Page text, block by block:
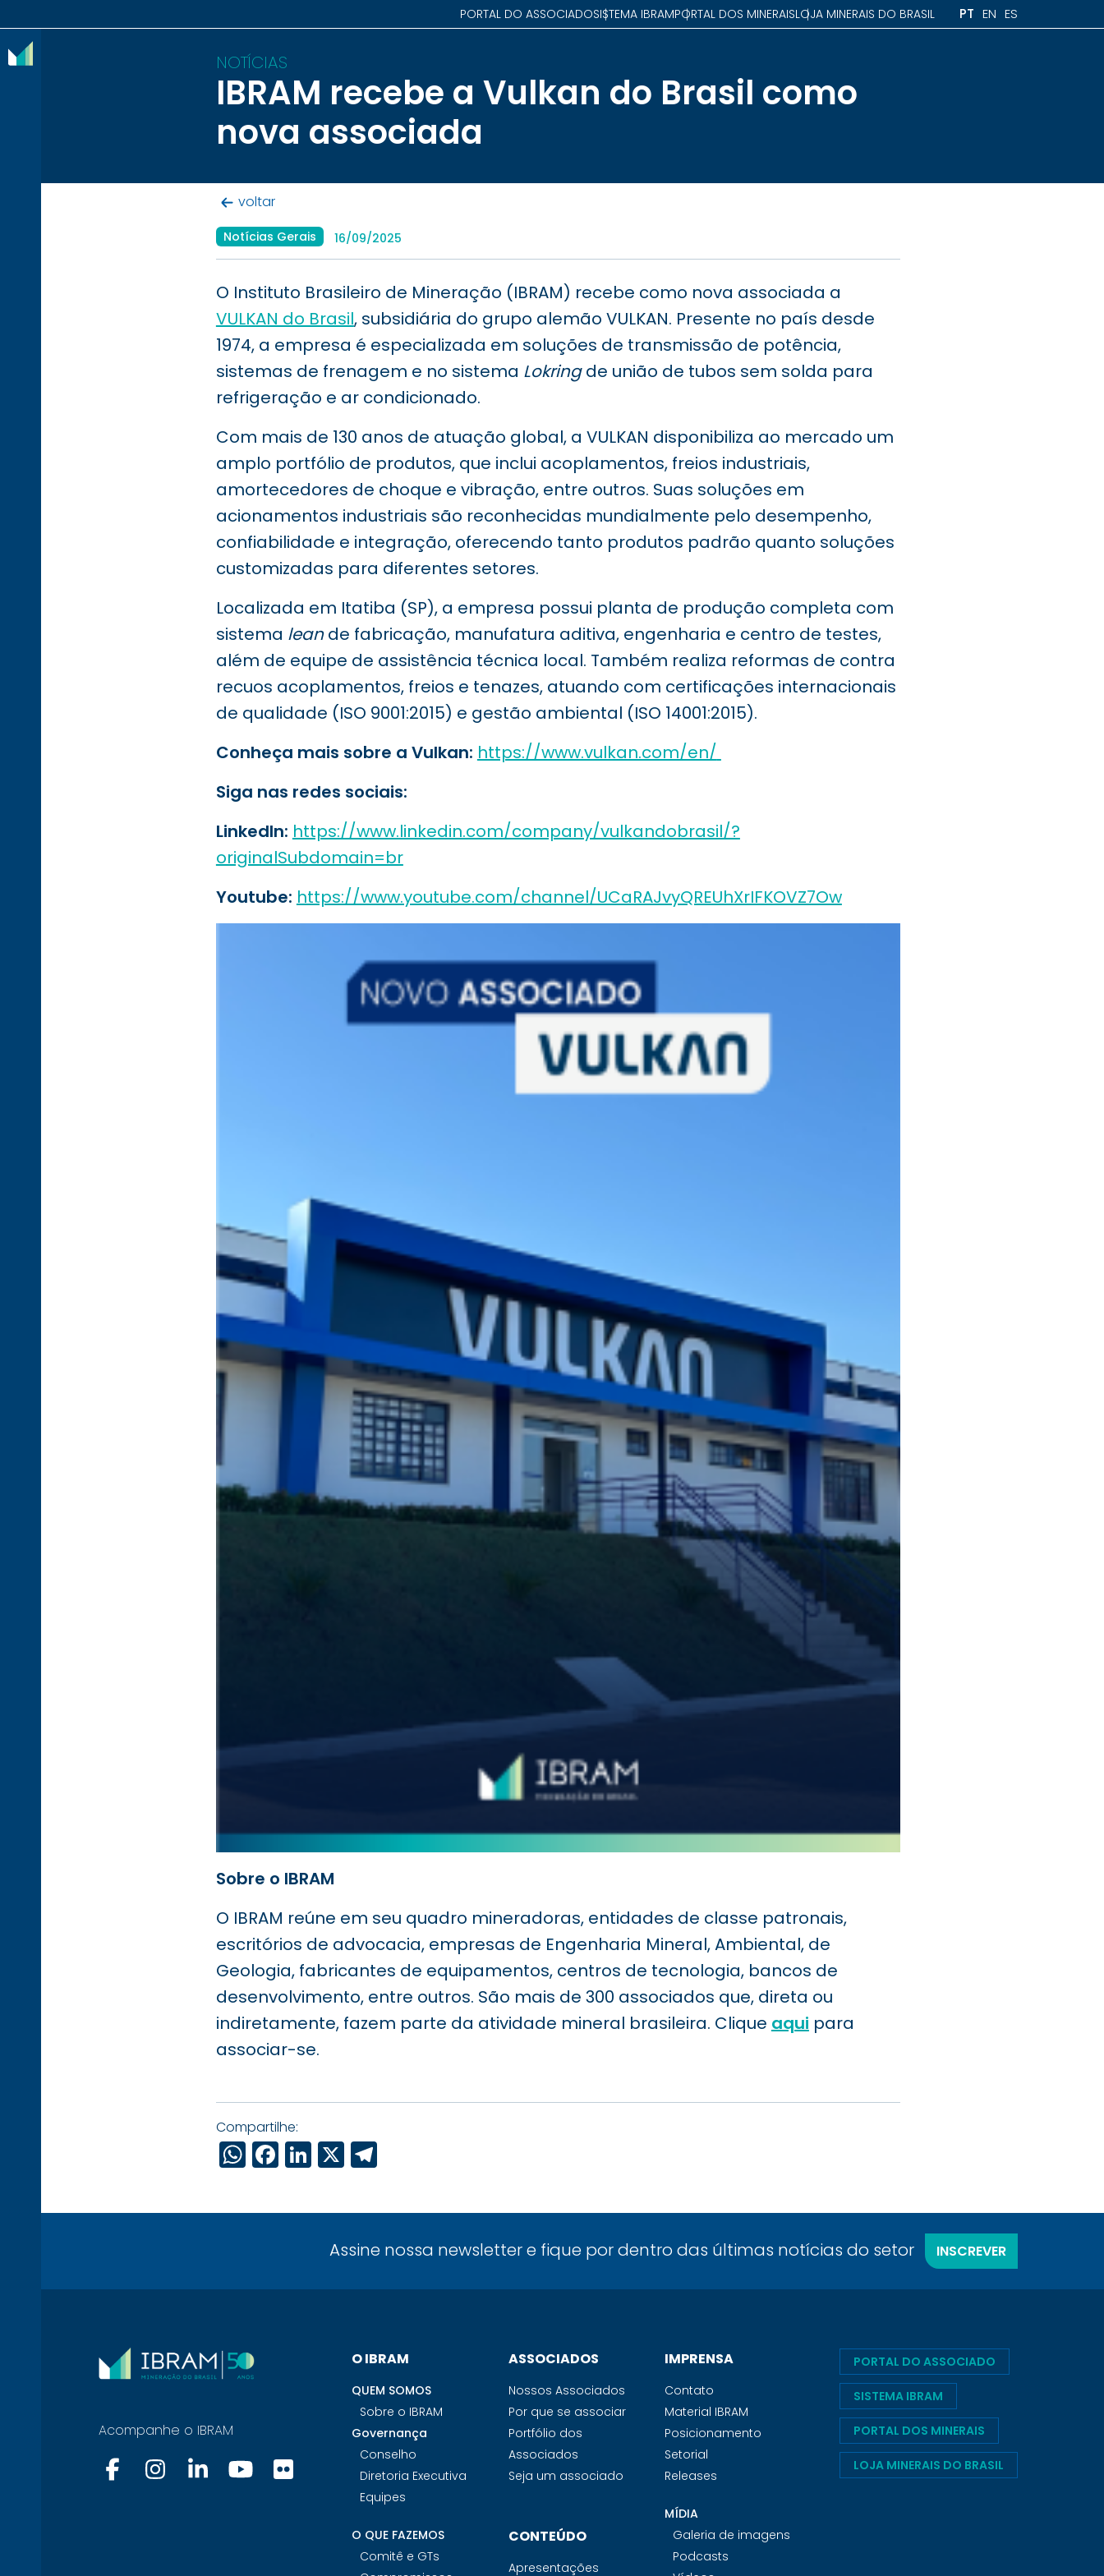
PORTAL DO ASSOCIADOSISTEMA IBRAMPORTAL DOS MINERAISLOJA MINERAIS DO BRASIL PT EN ES
NOTÍCIAS
IBRAM recebe a Vulkan do Brasil como
nova associada
voltar
Notícias Gerais 16/09/2025
O Instituto Brasileiro de Mineração (IBRAM) recebe como nova associada a
VULKAN do Brasil, subsidiária do grupo alemão VULKAN. Presente no país desde
1974, a empresa é especializada em soluções de transmissão de potência,
sistemas de frenagem e no sistema Lokringde união de tubos sem solda para
refrigeração e ar condicionado.
Com mais de 130 anos de atuação global, a VULKAN disponibiliza ao mercado um
amplo portfólio de produtos, que inclui acoplamentos, freios industriais,
amortecedores de choque e vibração, entre outros. Suas soluções em
acionamentos industriais são reconhecidas mundialmente pelo desempenho,
confiabilidade e integração, oferecendo tanto produtos padrão quanto soluções
customizadas para diferentes setores.
Localizada em Itatiba (SP), a empresa possui planta de produção completa com
sistema leande fabricação, manufatura aditiva, engenharia e centro de testes,
além de equipe de assistência técnica local. Também realiza reformas de contra
recuos acoplamentos, freios e tenazes, atuando com certificações internacionais
de qualidade (ISO 9001:2015) e gestão ambiental (ISO 14001:2015).
Conheça mais sobre a Vulkan: https://www.vulkan.com/en/
Siga nas redes sociais:
LinkedIn: https://www.linkedin.com/company/vulkandobrasil/?
originalSubdomain=br
Youtube: https://www.youtube.com/channel/UCaRAJvyQREUhXrIFKOVZ7Ow
Sobre o IBRAM
O IBRAM reúne em seu quadro mineradoras, entidades de classe patronais,
escritórios de advocacia, empresas de Engenharia Mineral, Ambiental, de
Geologia, fabricantes de equipamentos, centros de tecnologia, bancos de
desenvolvimento, entre outros. São mais de 300 associados que, direta ou
indiretamente, fazem parte da atividade mineral brasileira. Clique aqui para
associar-se.
Compartilhe:
WhatsApp
Facebook
LinkedIn
X Telegram
Assine nossa newsletter e fique por dentro das últimas notícias do setor INSCREVER
Acompanhe o IBRAM
O IBRAM
QUEM SOMOS
Sobre o IBRAM
Governança
Conselho
Diretoria Executiva
Equipes
O QUE FAZEMOS
Comitê e GTs
ASSOCIADOS
Nossos Associados
Por que se associar
Portfólio dos
Associados
Seja um associado
CONTEÚDO
Apresentações
IMPRENSA
Contato
Material IBRAM
Posicionamento
Setorial
Releases
MÍDIA
Galeria de imagens
Podcasts
PORTAL DO ASSOCIADO
SISTEMA IBRAM
PORTAL DOS MINERAIS
LOJA MINERAIS DO BRASIL